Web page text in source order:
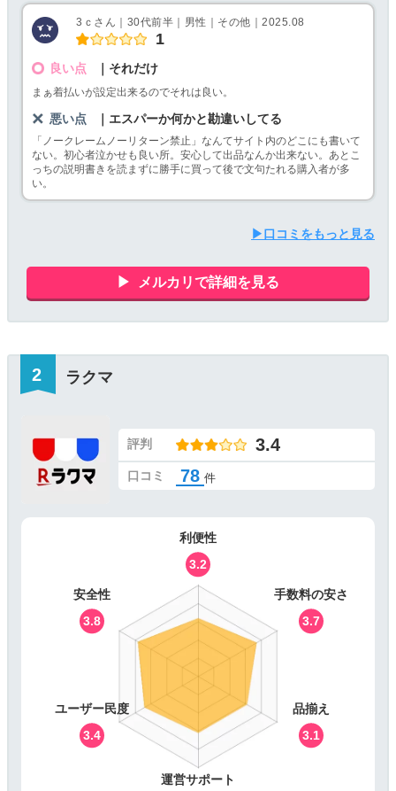
3ｃさん｜30代前半｜男性｜その他｜2025.08
1
良い点 ｜それだけ
まぁ着払いが設定出来るのでそれは良い。
悪い点 ｜エスパーか何かと勘違いしてる
「ノークレームノーリターン禁止」なんてサイト内のどこにも書いて
ない。初心者泣かせも良い所。安心して出品なんか出来ない。あとこ
っちの説明書きを読まずに勝手に買って後で文句たれる購入者が多
い。
▶口コミをもっと見る
メルカリで詳細を見る
ラクマ
評判 3.4
口コミ 78 件
利便性
3.2
手数料の安さ
3.7
品揃え
3.1
運営サポート
ユーザー民度
3.4
安全性
3.8